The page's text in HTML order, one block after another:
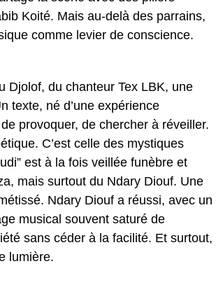
Koité. Mais au-delà des parrains,
comme levier de conscience.
Djolof, du chanteur Tex LBK, une
texte, né d’une expérience
provoquer, de chercher à réveiller.
C’est celle des mystiques
est à la fois veillée funèbre et
mais surtout du Ndary Diouf. Une
Ndary Diouf a réussi, avec un
musical souvent saturé de
sans céder à la facilité. Et surtout,
lumière.